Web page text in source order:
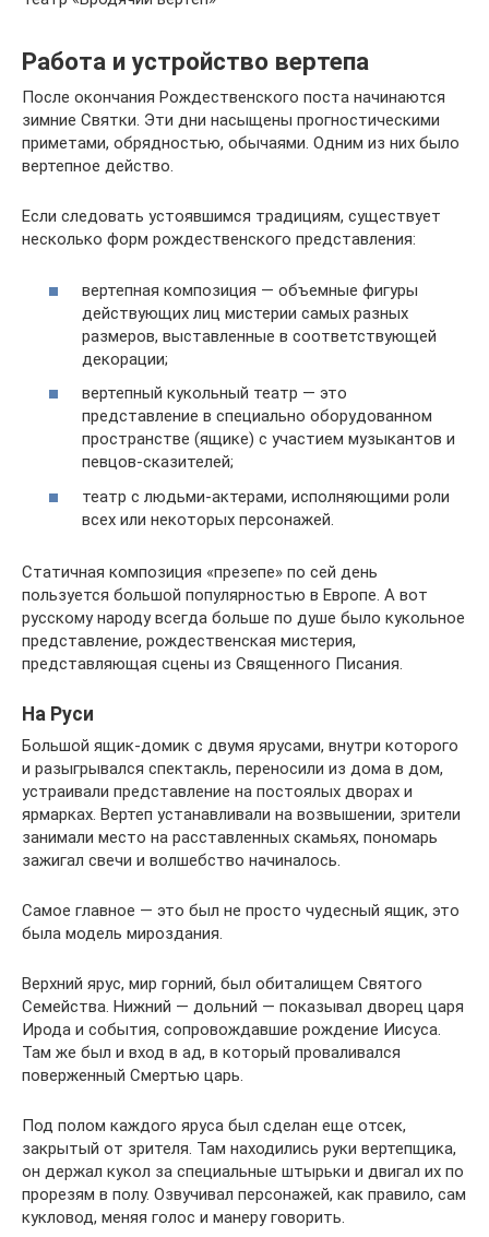
Работа и устройство вертепа
После окончания Рождественского поста начинаются
зимние Святки. Эти дни насыщены прогностическими
приметами, обрядностью, обычаями. Одним из них было
вертепное действо.
Если следовать устоявшимся традициям, существует
несколько форм рождественского представления:
вертепная композиция — объемные фигуры
действующих лиц мистерии самых разных
размеров, выставленные в соответствующей
декорации;
вертепный кукольный театр — это
представление в специально оборудованном
пространстве (ящике) с участием музыкантов и
певцов-сказителей;
театр с людьми-актерами, исполняющими роли
всех или некоторых персонажей.
Статичная композиция «презепе» по сей день
пользуется большой популярностью в Европе. А вот
русскому народу всегда больше по душе было кукольное
представление, рождественская мистерия,
представляющая сцены из Священного Писания.
На Руси
Большой ящик-домик с двумя ярусами, внутри которого
и разыгрывался спектакль, переносили из дома в дом,
устраивали представление на постоялых дворах и
ярмарках. Вертеп устанавливали на возвышении, зрители
занимали место на расставленных скамьях, пономарь
зажигал свечи и волшебство начиналось.
Самое главное — это был не просто чудесный ящик, это
была модель мироздания.
Верхний ярус, мир горний, был обиталищем Святого
Семейства. Нижний — дольний — показывал дворец царя
Ирода и события, сопровождавшие рождение Иисуса.
Там же был и вход в ад, в который проваливался
поверженный Смертью царь.
Под полом каждого яруса был сделан еще отсек,
закрытый от зрителя. Там находились руки вертепщика,
он держал кукол за специальные штырьки и двигал их по
прорезям в полу. Озвучивал персонажей, как правило, сам
кукловод, меняя голос и манеру говорить.